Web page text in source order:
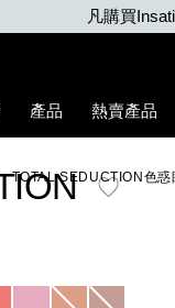
凡購買
產品 熱賣產品
TOTAL SEDUCTION色惑